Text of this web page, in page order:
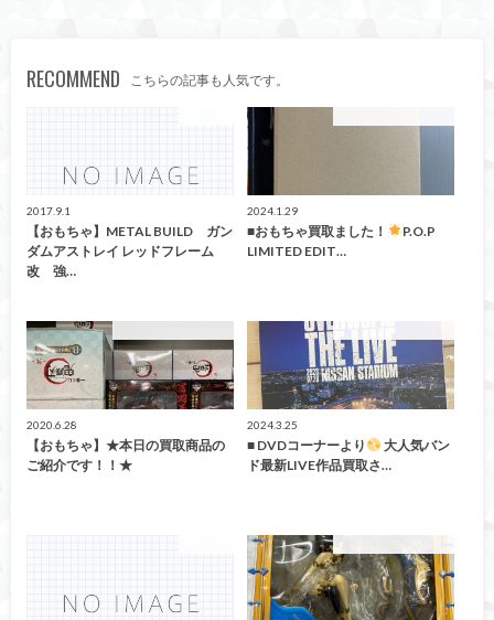
RECOMMEND こちらの記事も人気です。
2017.9.1
【おもちゃ】METAL BUILD ガン
ダムアストレイ レッドフレーム
改 強…
2024.1.29
■おもちゃ買取ました！
P.O.P
LIMITED EDIT…
2020.6.28
【おもちゃ】★本日の買取商品の
ご紹介です！！★
2024.3.25
■ DVDコーナーより
大人気バン
ド最新LIVE作品買取さ…